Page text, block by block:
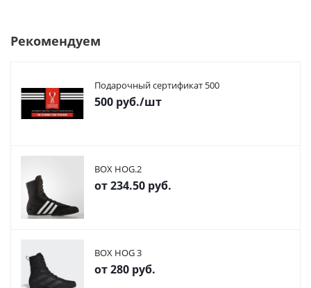
Рекомендуем
Подарочный сертификат 500
500 руб./шт
BOX HOG.2
от234.50 руб.
BOX HOG 3
от280 руб.